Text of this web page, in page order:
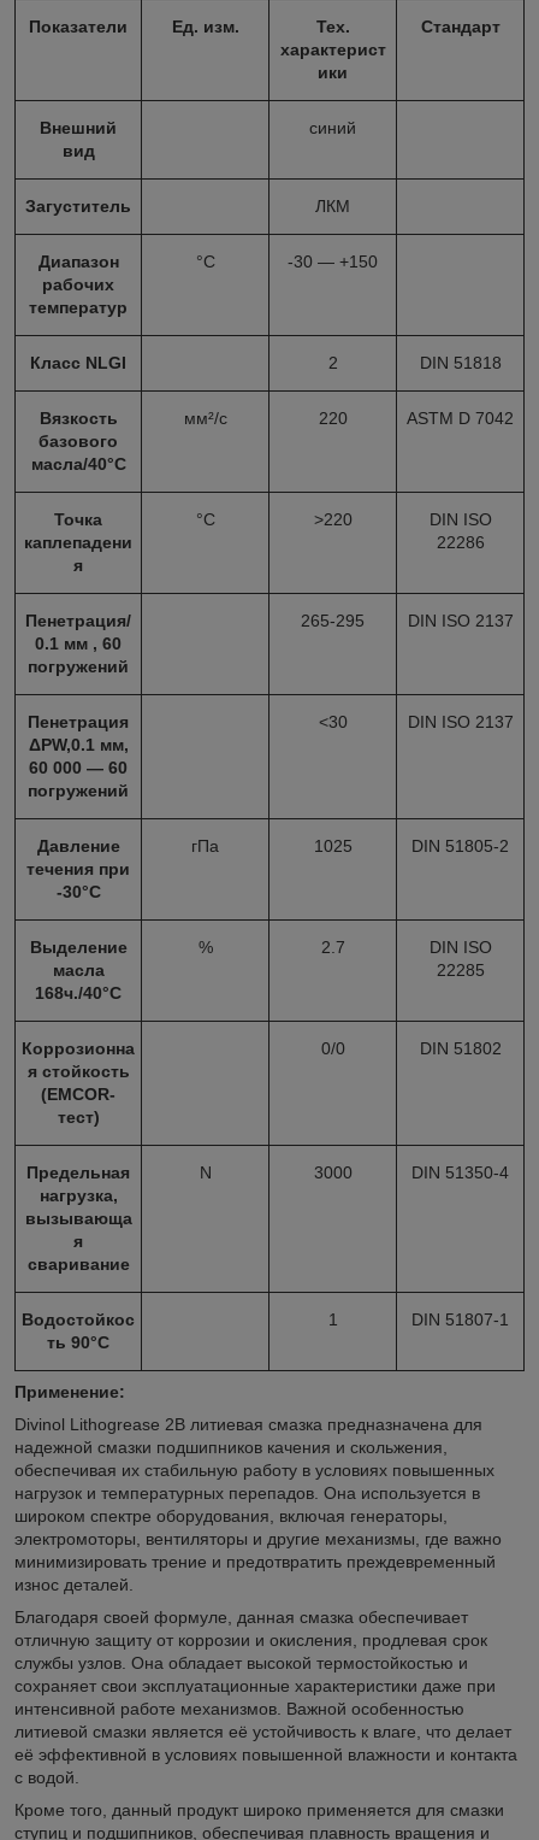
Показатели Ед. изм.
Тех.
характерист
ики
Стандарт
Внешний
вид
синий
Загуститель ЛКМ
Диапазон
рабочих
температур
°С -30 — +150
Класс NLGI 2 DIN 51818
Вязкость
базового
масла/40°С
мм²/с 220 ASTM D 7042
Точка
каплепадени
я
°С >220
DIN ISO
22286
Пенетрация/
0.1 мм , 60
погружений
265-295 DIN ISO 2137
Пенетрация
ΔPW,0.1 мм,
60 000 — 60
погружений
<30 DIN ISO 2137
Давление
течения при
-30°С
гПа 1025 DIN 51805-2
Выделение
масла
168ч./40°С
% 2.7
DIN ISO
22285
Коррозионна
я стойкость
(EMCOR-
тест)
0/0 DIN 51802
Предельная
нагрузка,
вызывающа
я
сваривание
N 3000 DIN 51350-4
Водостойкос
ть 90°С
1 DIN 51807-1
Применение:
Divinol Lithogrease 2B литиевая смазка предназначена для
надежной смазки подшипников качения и скольжения,
обеспечивая их стабильную работу в условиях повышенных
нагрузок и температурных перепадов. Она используется в
широком спектре оборудования, включая генераторы,
электромоторы, вентиляторы и другие механизмы, где важно
минимизировать трение и предотвратить преждевременный
износ деталей.
Благодаря своей формуле, данная смазка обеспечивает
отличную защиту от коррозии и окисления, продлевая срок
службы узлов. Она обладает высокой термостойкостью и
сохраняет свои эксплуатационные характеристики даже при
интенсивной работе механизмов. Важной особенностью
литиевой смазки является её устойчивость к влаге, что делает
её эффективной в условиях повышенной влажности и контакта
с водой.
Кроме того, данный продукт широко применяется для смазки
ступиц и подшипников, обеспечивая плавность вращения и